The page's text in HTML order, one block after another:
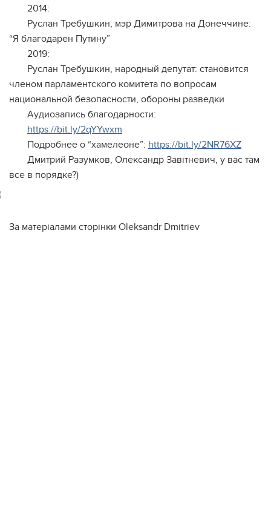
2014:
Руслан Требушкин, мэр Димитрова на Донеччине:
“Я благодарен Путину”
2019:
Руслан Требушкин, народный депутат: становится
членом парламентского комитета по вопросам
национальной безопасности, обороны разведки
Аудиозапись благодарности:
https://bit.ly/2qYYwxm
Подробнее о “хамелеоне”: https://bit.ly/2NR76XZ
Дмитрий Разумков, Олександр Завітневич, у вас там
все в порядке?)
За матеріалами сторінки Oleksandr Dmitriev